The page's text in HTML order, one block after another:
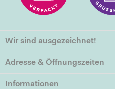
Wir sind ausgezeichnet!
Adresse & Öffnungszeiten
Informationen